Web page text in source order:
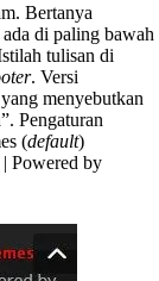
Bertanya
di paling bawah
tulisan di
. Versi
menyebutkan
Pengaturan
(default)
| Powered by